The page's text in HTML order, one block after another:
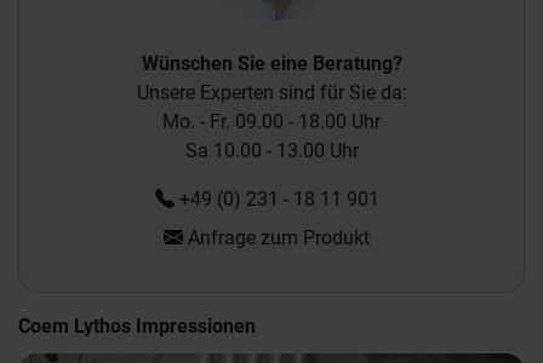
Wünschen Sie eine Beratung?
Unsere Experten sind für Sie da:
Mo. - Fr. 09.00 - 18.00 Uhr
Sa 10.00 - 13.00 Uhr
+49 (0) 231 - 18 11 901
Anfrage zum Produkt
Coem Lythos Impressionen